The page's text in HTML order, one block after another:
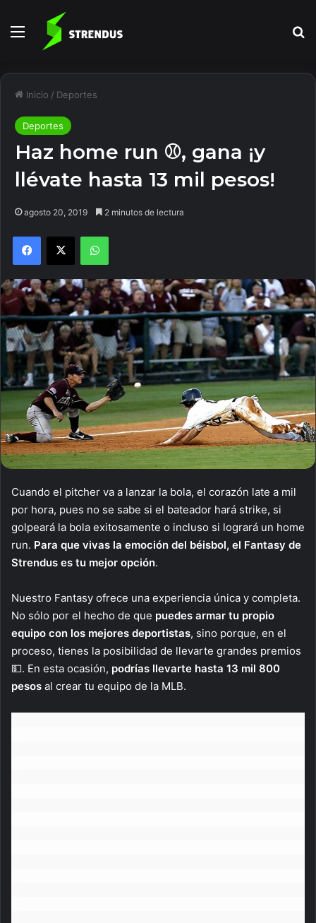
Menú
Inicio / Deportes
Deportes
Haz home run ⚾️, gana ¡y
llévate hasta 13 mil pesos!
agosto 20, 2019 2 minutos de lectura
Facebook
X WhatsApp
Cuando el pitcher va a lanzar la bola, el corazón late a mil
por hora, pues no se sabe si el bateador hará strike, si
golpeará la bola exitosamente o incluso si logrará un home
run. Para que vivas la emoción del béisbol, el Fantasy de
Strendus es tu mejor opción.
Nuestro Fantasy ofrece una experiencia única y completa.
No sólo por el hecho de que puedes armar tu propio
equipo con los mejores deportistas, sino porque, en el
proceso, tienes la posibilidad de llevarte grandes premios
💵. En esta ocasión, podrías llevarte hasta 13 mil 800
pesos al crear tu equipo de la MLB.